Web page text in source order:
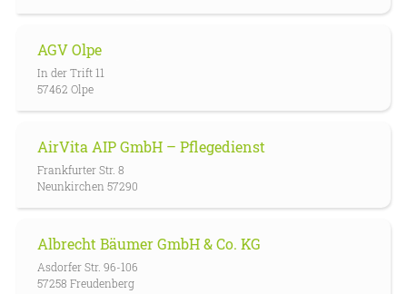
AGV Olpe
In der Trift 11
57462 Olpe
AirVita AIP GmbH – Pflegedienst
Frankfurter Str. 8
Neunkirchen 57290
Albrecht Bäumer GmbH & Co. KG
Asdorfer Str. 96-106
57258 Freudenberg